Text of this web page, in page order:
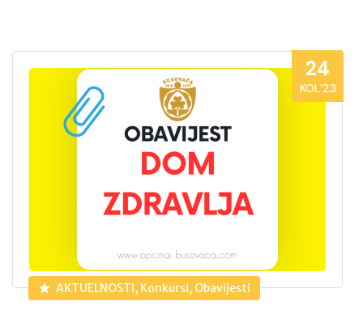
24
KOL’23
AKTUELNOSTI, Konkursi, Obavijesti